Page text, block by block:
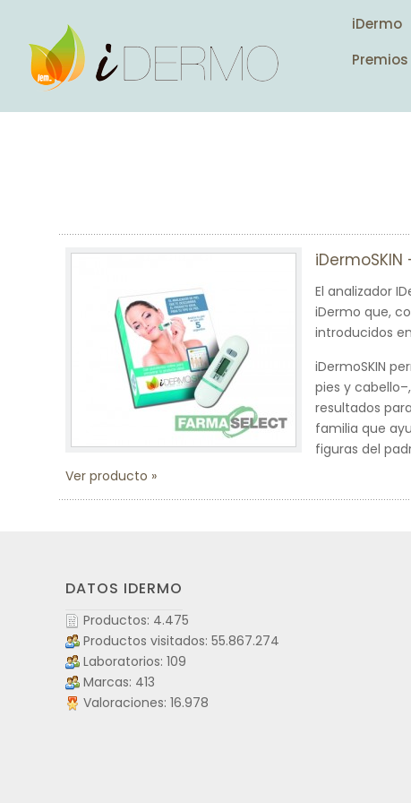
iDermo
El analizador
iDermo que,
introducidos
iDermoSKIN
pies y
resultados
familia que
figuras del
Ver producto
DATOS IDERMO
Productos: 4.475
Productos visitados: 55.867.274
Laboratorios: 109
Marcas: 413
Valoraciones: 16.978